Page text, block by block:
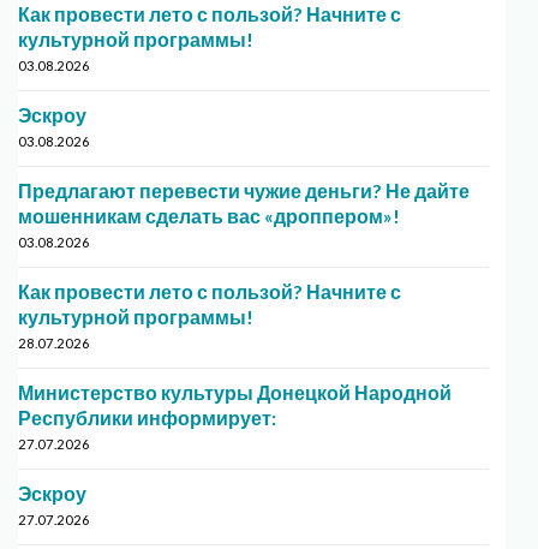
Как провести лето с пользой? Начните с
культурной программы!
03.08.2026
Эскроу
03.08.2026
Предлагают перевести чужие деньги? Не дайте
мошенникам сделать вас «дроппером»!
03.08.2026
Как провести лето с пользой? Начните с
культурной программы!
28.07.2026
Министерство культуры Донецкой Народной
Республики информирует:
27.07.2026
Эскроу
27.07.2026